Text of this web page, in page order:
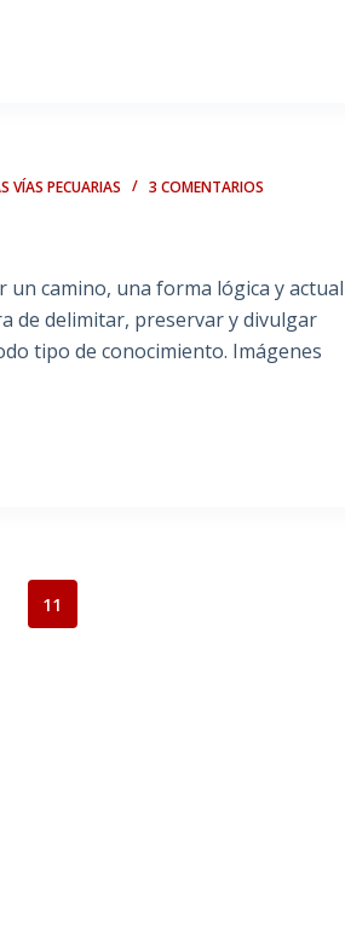
VÍAS PECUARIAS 3 COMENTARIOS
un camino, una forma lógica y actual
de delimitar, preservar y divulgar
tipo de conocimiento. Imágenes
11